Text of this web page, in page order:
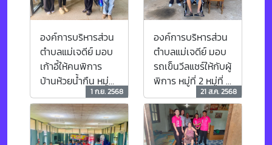
องค์การบริหารส่วน
ตำบลแม่เจดีย์ มอบ
เก้าอี้ให้คนพิการ
บ้านห้วยน้ำกืน หมู่
ที่13
1 ก.ย. 2568
องค์การบริหารส่วน
ตำบลแม่เจดีย์ มอบ
รถเข็นวีลแชร์ให้กับผู้
พิการ หมู่ที่ 2 หมู่ที่ 3
หมู่ที่ 5 ตำบลแม่
เจดีย์ จำนวน 5 ราย
21 ส.ค. 2568